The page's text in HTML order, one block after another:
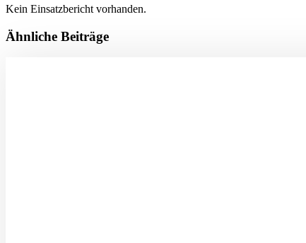
Kein Einsatzbericht vorhanden.
Ähnliche Beiträge